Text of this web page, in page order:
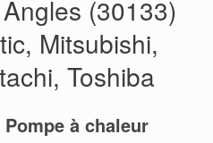
(30133)
Mitsubishi,
Toshiba
à chaleur